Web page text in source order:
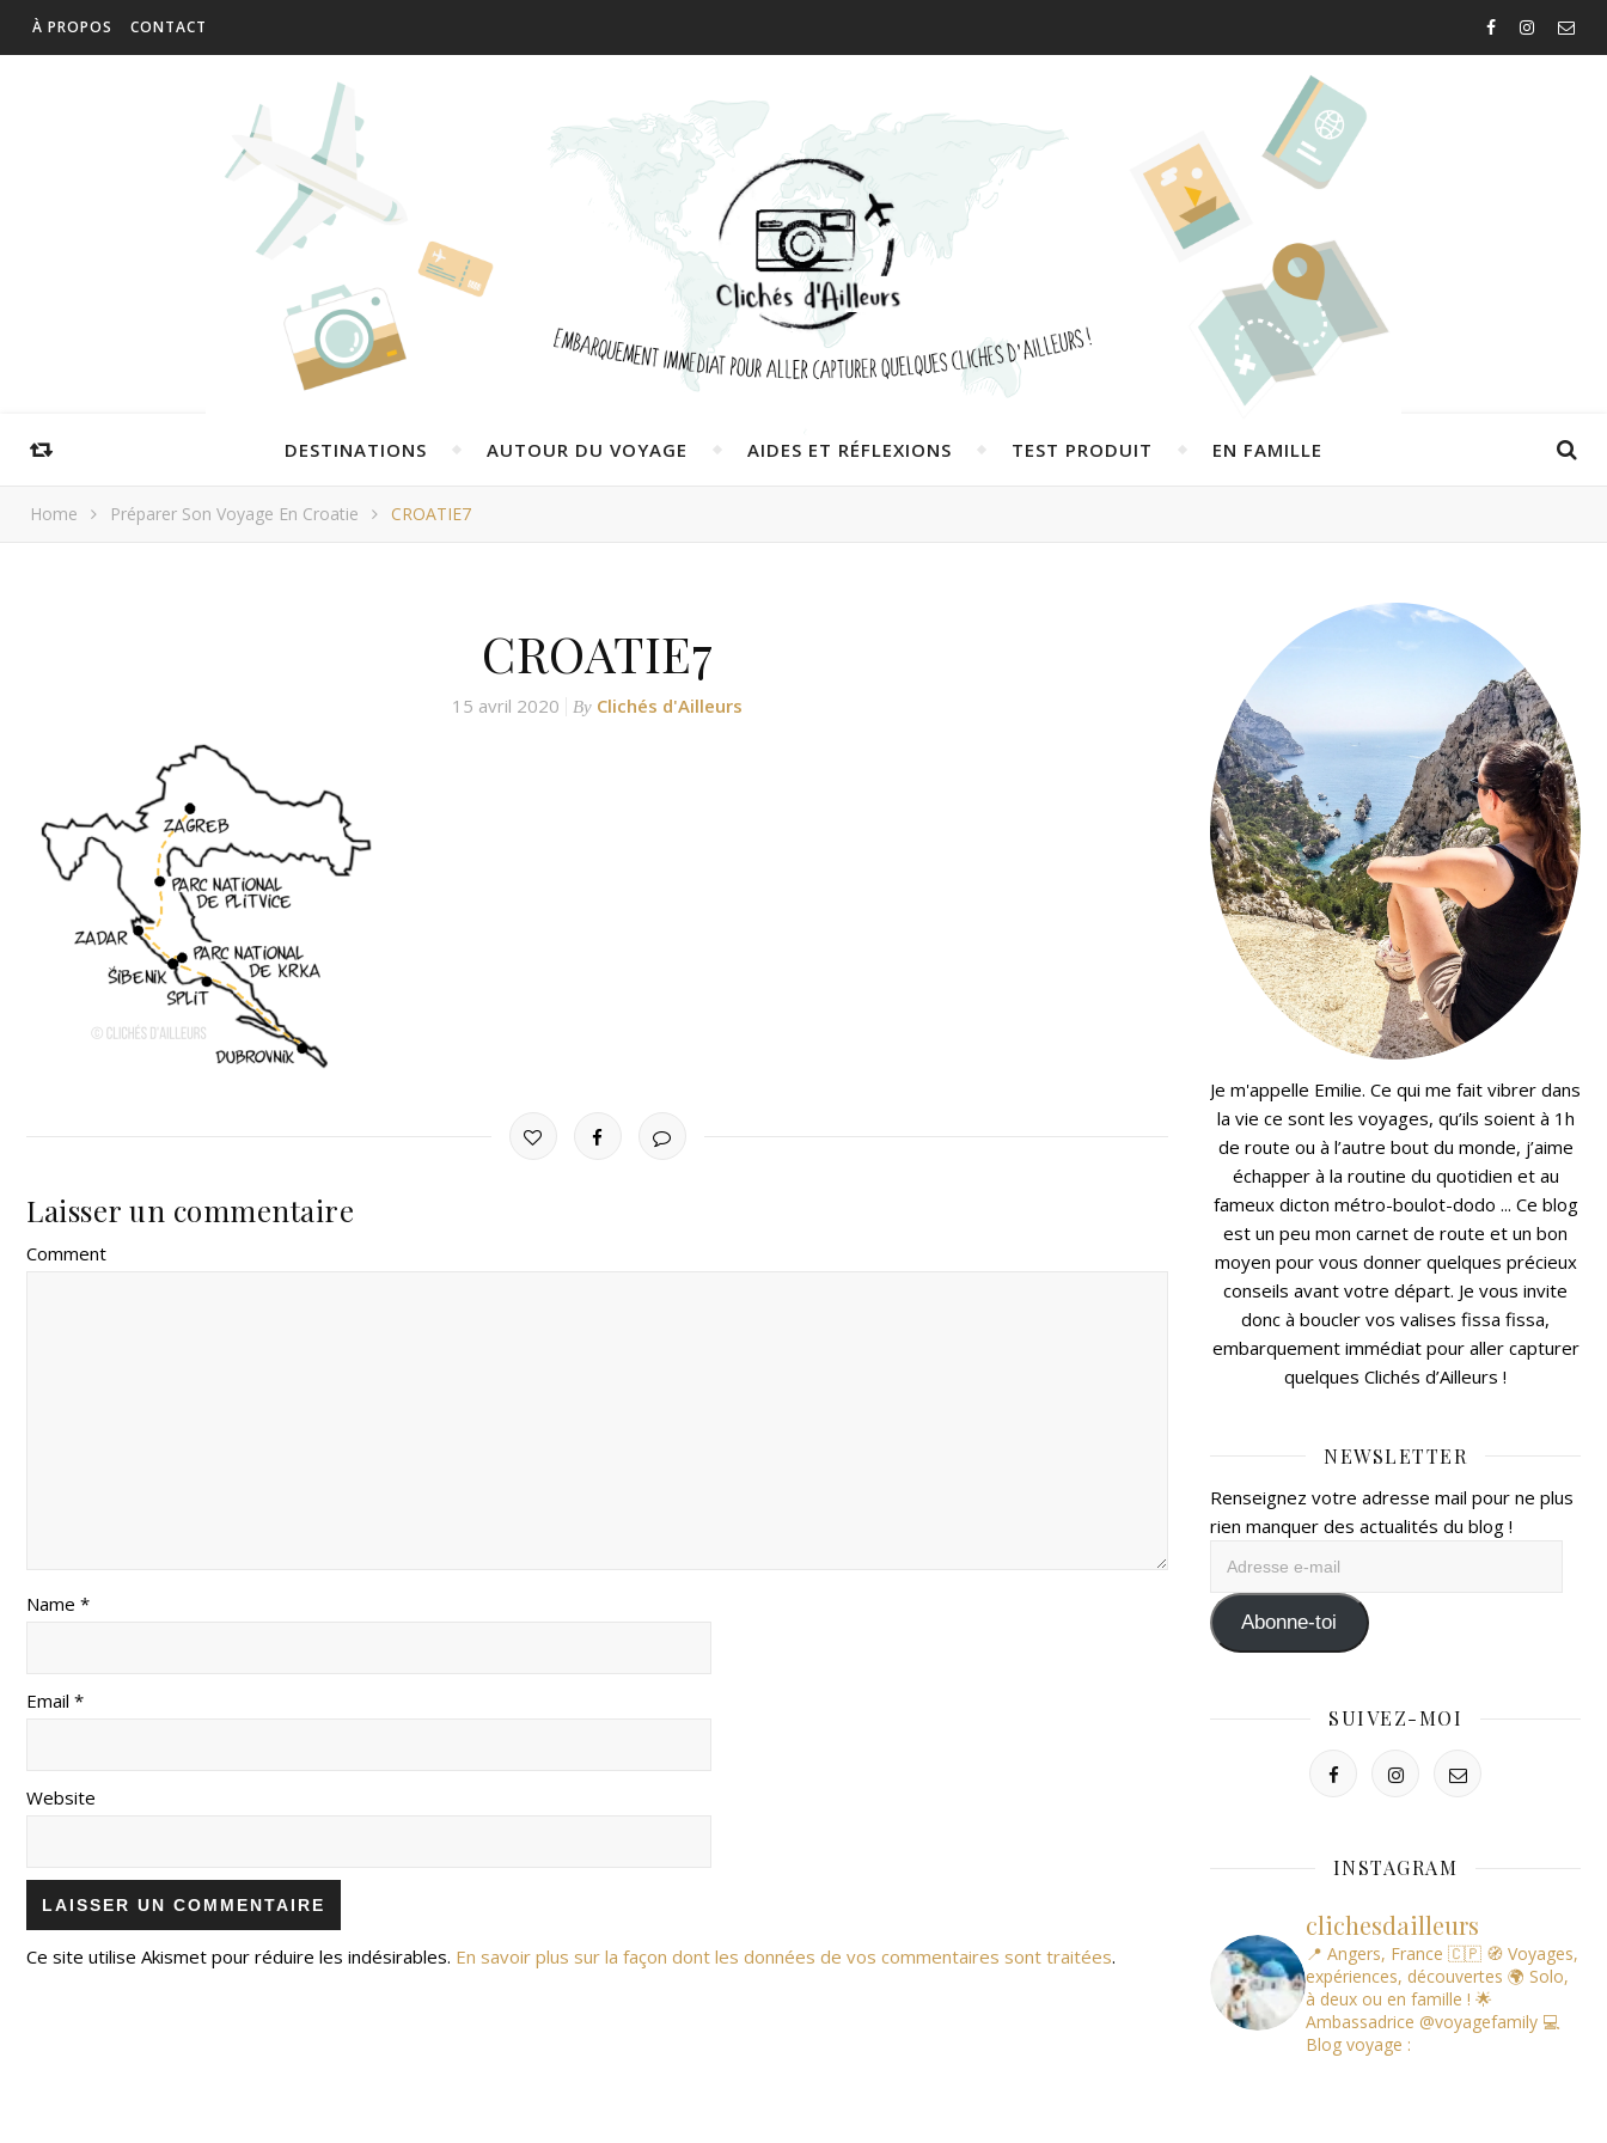
À PROPOS CONTACT
DESTINATIONS AUTOUR DU VOYAGE AIDES ET RÉFLEXIONS TEST PRODUIT EN FAMILLE
Home Préparer Son Voyage En Croatie CROATIE7
CROATIE7
15 avril 2020 By Clichés d'Ailleurs
Laisser un commentaire
Comment
Name *
Email *
Website
Ce site utilise Akismet pour réduire les indésirables. En savoir plus sur la façon dont les données de vos commentaires sont traitées.
Je m'appelle Emilie. Ce qui me fait vibrer dans
la vie ce sont les voyages, qu’ils soient à 1h
de route ou à l’autre bout du monde, j’aime
échapper à la routine du quotidien et au
fameux dicton métro-boulot-dodo ... Ce blog
est un peu mon carnet de route et un bon
moyen pour vous donner quelques précieux
conseils avant votre départ. Je vous invite
donc à boucler vos valises fissa fissa,
embarquement immédiat pour aller capturer
quelques Clichés d’Ailleurs !
NEWSLETTER
Renseignez votre adresse mail pour ne plus
rien manquer des actualités du blog !
mail Abonne-toi
SUIVEZ-MOI
INSTAGRAM
clichesdailleurs
📍 Angers, France 🇨🇵 🧭 Voyages,
expériences, découvertes 🌍 Solo,
à deux ou en famille ! 🌟
Ambassadrice @voyagefamily 💻
Blog voyage :